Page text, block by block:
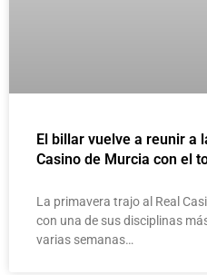
El billar vuelve a reunir a
Casino de Murcia con el
La primavera trajo al Real
con una de sus disciplinas
varias semanas…